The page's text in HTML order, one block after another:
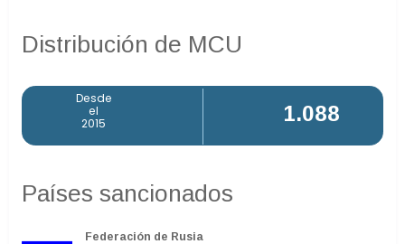
Distribución de MCU
Desde
el
2015
1.088
Países sancionados
Federación de Rusia